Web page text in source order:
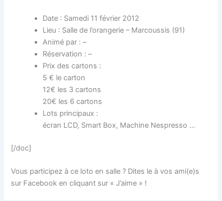
Date : Samedi 11 février 2012
Lieu : Salle de l’orangerie – Marcoussis (91)
Animé par : –
Réservation : –
Prix des cartons :
5 € le carton
12€ les 3 cartons
20€ les 6 cartons
Lots principaux :
écran LCD, Smart Box, Machine Nespresso …
[/doc]
Vous participez à ce loto en salle ? Dites le à vos ami(e)s
sur Facebook en cliquant sur « J’aime » !